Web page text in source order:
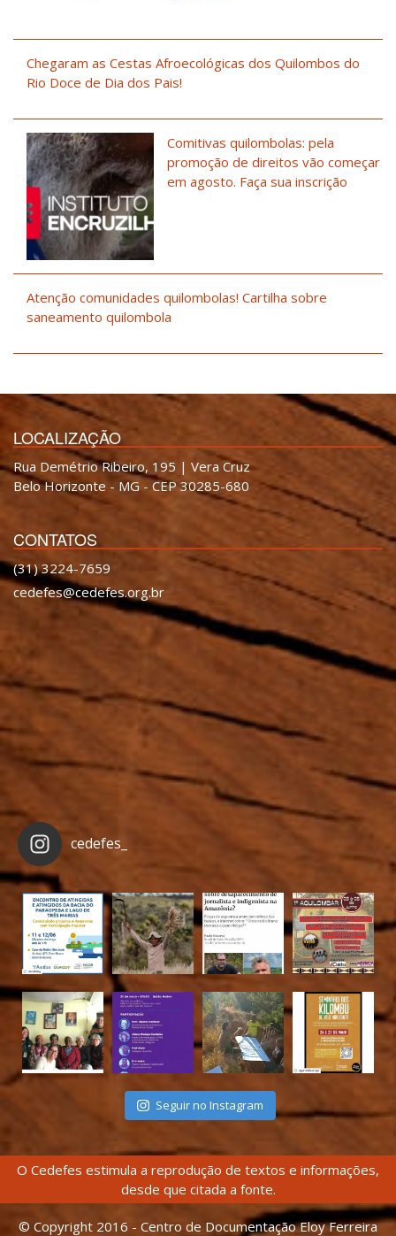
Chegaram as Cestas Afroecológicas dos Quilombos do
Rio Doce de Dia dos Pais!
Comitivas quilombolas: pela
promoção de direitos vão começar
em agosto. Faça sua inscrição
Atenção comunidades quilombolas! Cartilha sobre
saneamento quilombola
LOCALIZAÇÃO
Rua Demétrio Ribeiro, 195 | Vera Cruz
Belo Horizonte - MG - CEP 30285-680
CONTATOS
(31) 3224-7659
cedefes@cedefes.org.br
cedefes_
Seguir no Instagram
O Cedefes estimula a reprodução de textos e informações,
desde que citada a fonte.
© Copyright 2016 - Centro de Documentação Eloy Ferreira